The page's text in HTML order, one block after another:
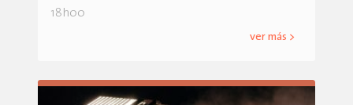
18h00
ver más >